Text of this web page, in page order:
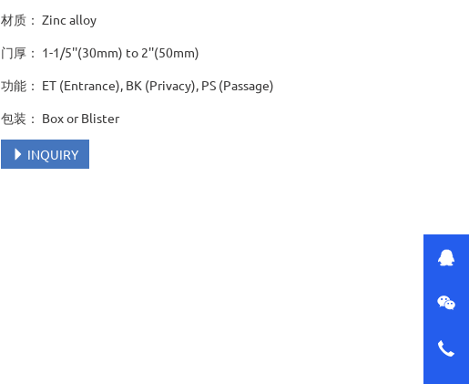
材质： Zinc alloy
门厚： 1-1/5''(30mm) to 2''(50mm)
功能： ET (Entrance), BK (Privacy), PS (Passage)
包装： Box or Blister
INQUIRY